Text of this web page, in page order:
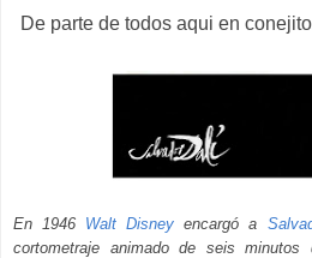
De parte de todos aqui en
En 1946 Walt Disney encargó a
cortometraje animado de seis minutos